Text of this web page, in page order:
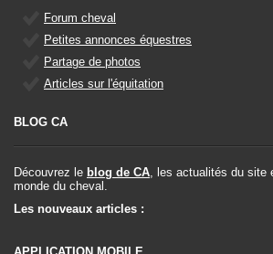
Forum cheval
Petites annonces équestres
Partage de photos
Articles sur l'équitation
BLOG CA
Découvrez le blog de CA, les actualités du site
monde du cheval.
Les nouveaux articles :